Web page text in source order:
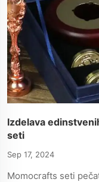
Izdelava
seti
Sep 17, 2024
Momocrafts seti